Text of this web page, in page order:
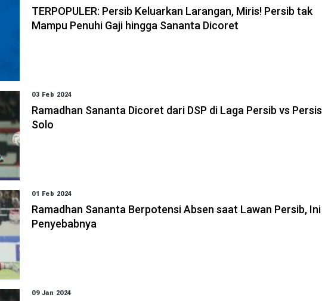
TERPOPULER: Persib Keluarkan Larangan, Miris! Persib tak
Mampu Penuhi Gaji hingga Sananta Dicoret
03 Feb 2024
Ramadhan Sananta Dicoret dari DSP di Laga Persib vs Persis
Solo
01 Feb 2024
Ramadhan Sananta Berpotensi Absen saat Lawan Persib, Ini
Penyebabnya
09 Jan 2024